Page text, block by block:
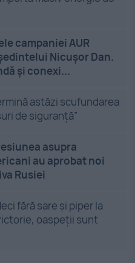
campaniei AUR
Nicușor Dan.
și conexi...
astăzi scufundarea
de siguranţă”
asupra
au aprobat noi
Rusiei
fără sare și piper la
oaspeții sunt